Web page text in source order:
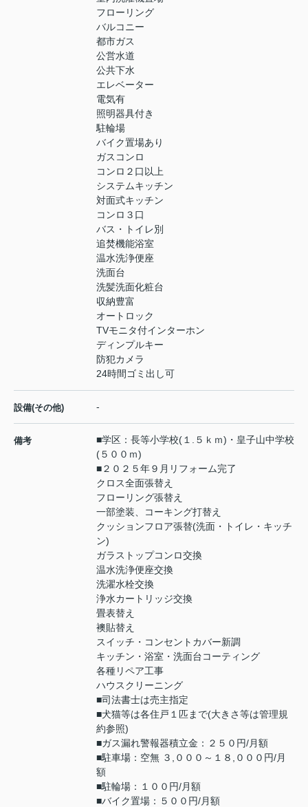
フローリング
バルコニー
都市ガス
公営水道
公共下水
エレベーター
電気有
照明器具付き
駐輪場
バイク置場あり
ガスコンロ
コンロ２口以上
システムキッチン
対面式キッチン
コンロ３口
バス・トイレ別
追焚機能浴室
温水洗浄便座
洗面台
洗髪洗面化粧台
収納豊富
オートロック
TVモニタ付インターホン
ディンプルキー
防犯カメラ
24時間ゴミ出し可
設備(その他) -
備考
■学区：長等小学校(１.５ｋｍ)・皇子山中学校
(５００ｍ)
■２０２５年９月リフォーム完了
クロス全面張替え
フローリング張替え
一部塗装、コーキング打替え
クッションフロア張替(洗面・トイレ・キッチ
ン)
ガラストップコンロ交換
温水洗浄便座交換
洗濯水栓交換
浄水カートリッジ交換
畳表替え
襖貼替え
スイッチ・コンセントカバー新調
キッチン・浴室・洗面台コーティング
各種リペア工事
ハウスクリーニング
■司法書士は売主指定
■犬猫等は各住戸１匹まで(大きさ等は管理規
約参照)
■ガス漏れ警報器積立金：２５０円/月額
■駐車場：空無 ３,０００～１８,０００円/月
額
■駐輪場：１００円/月額
■バイク置場：５００円/月額